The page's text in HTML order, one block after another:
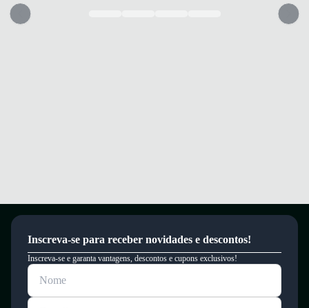
Garantia
Este produto possui uma garantia contra defeitos de fabricação válida por
Inscreva-se para receber novidades e descontos!
Inscreva-se e garanta vantagens, descontos e cupons exclusivos!